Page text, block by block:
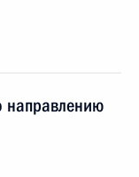
направлению